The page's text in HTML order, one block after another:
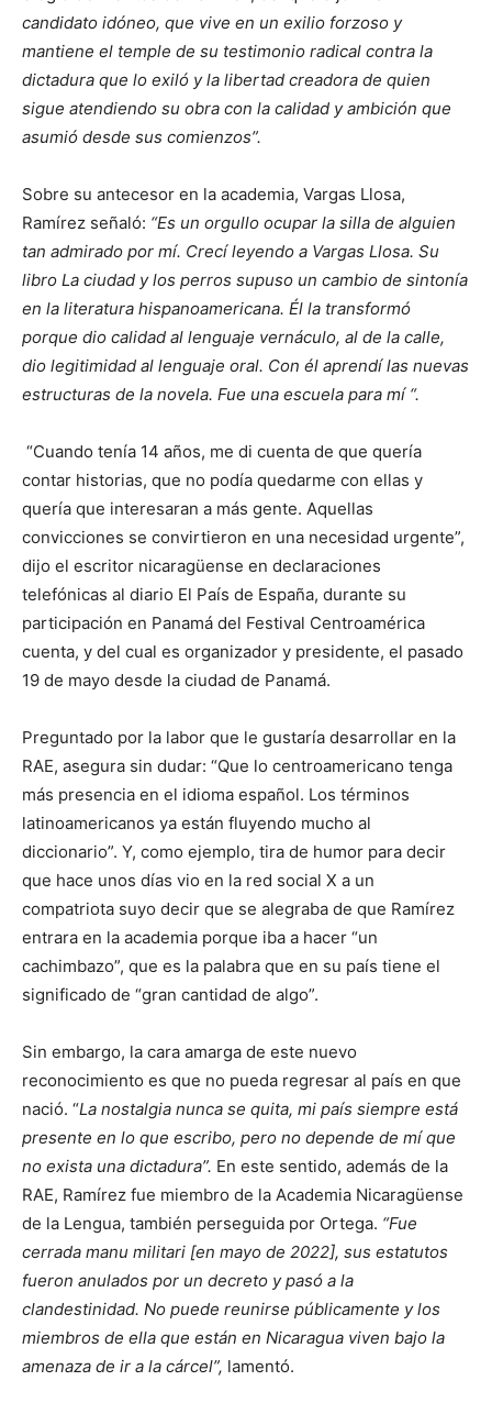
candidato idóneo, que vive en un exilio forzoso y
mantiene el temple de su testimonio radical contra la
dictadura que lo exiló y la libertad creadora de quien
sigue atendiendo su obra con la calidad y ambición que
asumió desde sus comienzos”.
Sobre su antecesor en la academia, Vargas Llosa,
Ramírez señaló: “Es un orgullo ocupar la silla de alguien
tan admirado por mí. Crecí leyendo a Vargas Llosa. Su
libro La ciudad y los perros supuso un cambio de sintonía
en la literatura hispanoamericana. Él la transformó
porque dio calidad al lenguaje vernáculo, al de la calle,
dio legitimidad al lenguaje oral. Con él aprendí las nuevas
estructuras de la novela. Fue una escuela para mí “.
“Cuando tenía 14 años, me di cuenta de que quería
contar historias, que no podía quedarme con ellas y
quería que interesaran a más gente. Aquellas
convicciones se convirtieron en una necesidad urgente”,
dijo el escritor nicaragüense en declaraciones
telefónicas al diario El País de España, durante su
participación en Panamá del Festival Centroamérica
cuenta, y del cual es organizador y presidente, el pasado
19 de mayo desde la ciudad de Panamá.
Preguntado por la labor que le gustaría desarrollar en la
RAE, asegura sin dudar: “Que lo centroamericano tenga
más presencia en el idioma español. Los términos
latinoamericanos ya están fluyendo mucho al
diccionario”. Y, como ejemplo, tira de humor para decir
que hace unos días vio en la red social X a un
compatriota suyo decir que se alegraba de que Ramírez
entrara en la academia porque iba a hacer “un
cachimbazo”, que es la palabra que en su país tiene el
significado de “gran cantidad de algo”.
Sin embargo, la cara amarga de este nuevo
reconocimiento es que no pueda regresar al país en que
nació. “La nostalgia nunca se quita, mi país siempre está
presente en lo que escribo, pero no depende de mí que
no exista una dictadura”. En este sentido, además de la
RAE, Ramírez fue miembro de la Academia Nicaragüense
de la Lengua, también perseguida por Ortega. “Fue
cerrada manu militari [en mayo de 2022], sus estatutos
fueron anulados por un decreto y pasó a la
clandestinidad. No puede reunirse públicamente y los
miembros de ella que están en Nicaragua viven bajo la
amenaza de ir a la cárcel”, lamentó.